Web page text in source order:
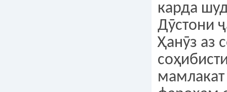
карда
Дӯстони
Ҳанӯз аз